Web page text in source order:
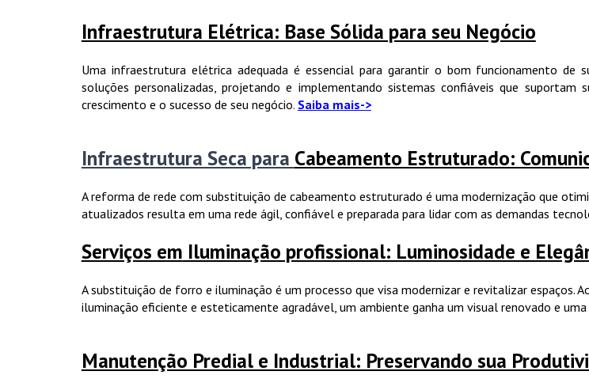
Infraestrutura Elétrica: Base Sólida para seu Negócio
Uma infraestrutura elétrica adequada é essencial para garantir o bom funcionamento de
soluções personalizadas, projetando e implementando sistemas confiáveis que
crescimento e o sucesso de seu negócio. Saiba mais->
Infraestrutura Seca para Cabeamento Estruturado:
A reforma de rede com substituição de cabeamento estruturado é uma modernização que
atualizados resulta em uma rede ágil, confiável e preparada para lidar com as demandas
Serviços em Iluminação profissional: Luminosidade e
A substituição de forro e iluminação é um processo que visa modernizar e revitalizar
iluminação eficiente e esteticamente agradável, um ambiente ganha um visual renovado e
Manutenção Predial e Industrial: Preservando sua